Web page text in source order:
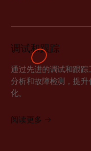
调试和跟踪
通过先进的调试和跟
分析和故障检测，提
化。
阅读更多